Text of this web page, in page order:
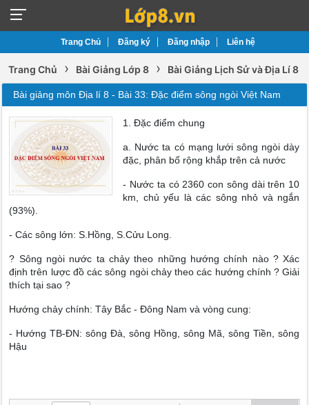
Trang Chủ Đăng ký Đăng nhập Liên hệ
Trang Chủ › Bài Giảng Lớp 8 › Bài Giảng Lịch Sử và Địa Lí 8
Bài giảng môn Địa lí 8 - Bài 33: Đặc điểm sông ngòi Việt Nam
1. Đặc điểm chung
a. Nước ta có mạng lưới sông ngòi dày
đặc, phân bố rộng khắp trên cả nước
- Nước ta có 2360 con sông dài trên 10
km, chủ yếu là các sông nhỏ và ngắn
(93%).
- Các sông lớn: S.Hồng, S.Cửu Long.
? Sông ngòi nước ta chảy theo những hướng chính nào ? Xác
định trên lược đồ các sông ngòi chảy theo các hướng chính ? Giải
thích tại sao ?
Hướng chảy chính: Tây Bắc - Đông Nam và vòng cung:
- Hướng TB-ĐN: sông Đà, sông Hồng, sông Mã, sông Tiền, sông
Hậu